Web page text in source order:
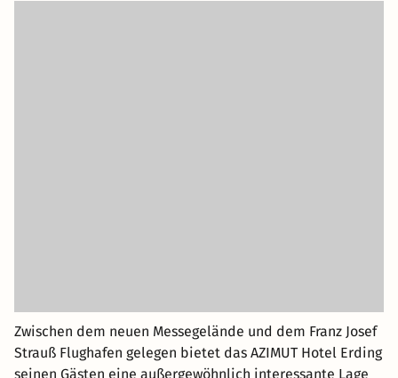
Zwischen dem neuen Messegelände und dem Franz Josef
Strauß Flughafen gelegen bietet das AZIMUT Hotel Erding
seinen Gästen eine außergewöhnlich interessante Lage